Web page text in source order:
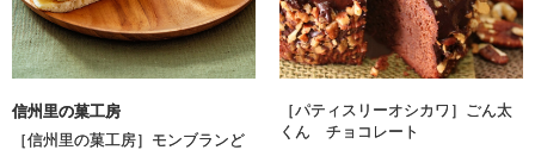
信州里の菓工房
［信州里の菓工房］モンブランど
［パティスリーオシカワ］ごん太
くん チョコレート